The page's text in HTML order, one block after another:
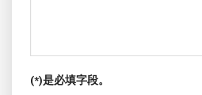
(*)是必填字段。